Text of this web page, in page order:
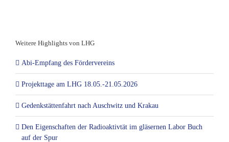
Weitere Highlights von LHG
Abi-Empfang des Fördervereins
Projekttage am LHG 18.05.-21.05.2026
Gedenkstättenfahrt nach Auschwitz und Krakau
Den Eigenschaften der Radioaktivtät im gläsernen Labor Buch
auf der Spur